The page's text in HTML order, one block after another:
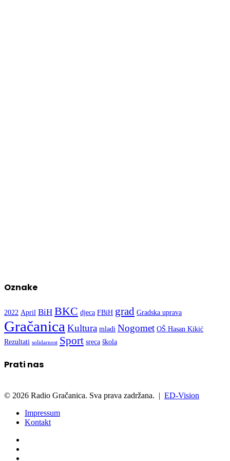
Oznake
2022 April BiH BKC djeca FBiH grad Gradska uprava
GračanicaKultura mladi Nogomet OŠ Hasan Kikić
Rezultati solidarnost Sport sreca škola
Prati nas
© 2026 Radio Gračanica. Sva prava zadržana. | ED-Vision
Impressum
Kontakt